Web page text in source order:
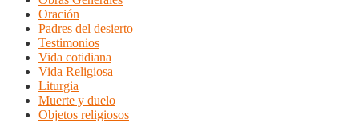
Oración
Padres del desierto
Testimonios
Vida cotidiana
Vida Religiosa
Liturgia
Muerte y duelo
Objetos religiosos